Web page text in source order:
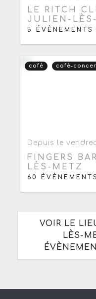
LE RITCH
JULIEN-
5 ÉVÈNEMENTS
café café-
Depuis le
FINGERS BAR
LÈS-METZ
60
VOIR LE
LÈS-